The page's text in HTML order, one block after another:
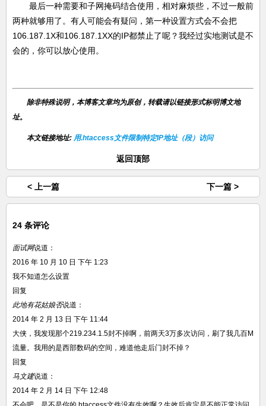
最后一种需要和子网掩码结合使用，相对麻烦些，不过一般前
两种就够用了。有人可能会有疑问，第一种设置方式会不会把
106.187.1X和106.187.1XX的IP都禁止了呢？我经过实地测试是不
会的，你可以放心使用。
除非特殊说明，本博客文章均为原创，转载请以链接形式标明博文地
址。
本文链接地址: 用.htaccess文件限制特定IP地址（段）访问
返回顶部
< 上一篇 下一篇 >
24 条评论
面试网说道：
2016 年 10 月 10 日 下午 1:23
我不知道怎么设置
回复
此地有花姑娘否说道：
2014 年 2 月 13 日 下午 11:44
大侠，我发现那个219.234.1.5封不掉啊，前两天3万多次访问，刷了我几百M
流量。我用的是西部数码的空间，难道他走后门封不掉？
回复
马文建说道：
2014 年 2 月 14 日 下午 12:48